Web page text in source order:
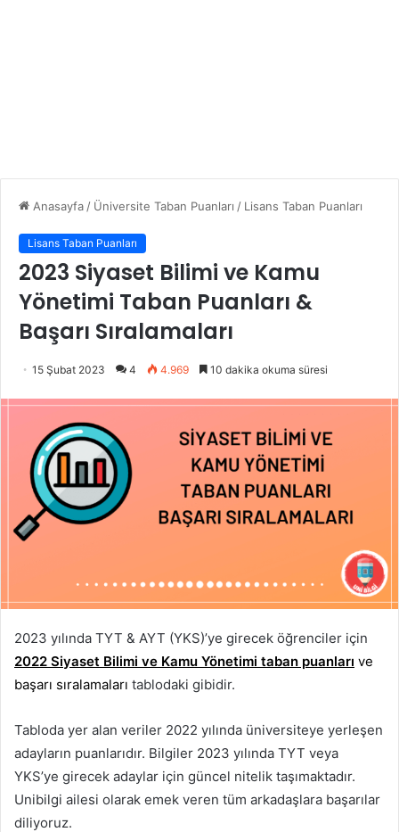
Anasayfa / Üniversite Taban Puanları / Lisans Taban Puanları
Lisans Taban Puanları
2023 Siyaset Bilimi ve Kamu
Yönetimi Taban Puanları &
Başarı Sıralamaları
15 Şubat 2023 4 4.969 10 dakika okuma süresi
2023 yılında TYT & AYT (YKS)’ye girecek öğrenciler için
2022 Siyaset Bilimi ve Kamu Yönetimi taban puanları ve
başarı sıralamaları tablodaki gibidir.
Tabloda yer alan veriler 2022 yılında üniversiteye yerleşen
adayların puanlarıdır. Bilgiler 2023 yılında TYT veya
YKS’ye girecek adaylar için güncel nitelik taşımaktadır.
Unibilgi ailesi olarak emek veren tüm arkadaşlara başarılar
diliyoruz.